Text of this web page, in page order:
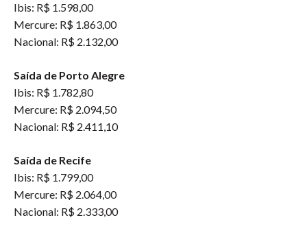
Ibis: R$ 1.598,00
Mercure: R$ 1.863,00
Nacional: R$ 2.132,00
Saída de Porto Alegre
Ibis: R$ 1.782,80
Mercure: R$ 2.094,50
Nacional: R$ 2.411,10
Saída de Recife
Ibis: R$ 1.799,00
Mercure: R$ 2.064,00
Nacional: R$ 2.333,00